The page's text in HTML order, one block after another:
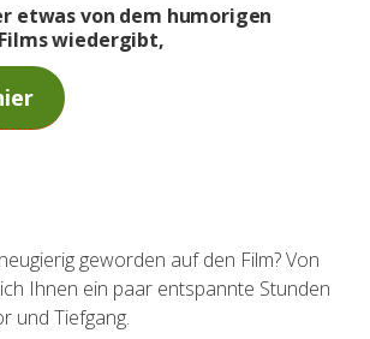
etwas von dem humorigen
wiedergibt,
geworden auf den Film? Von
Ihnen ein paar entspannte Stunden
und Tiefgang.